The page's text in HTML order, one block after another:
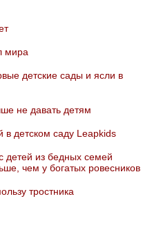
мира
детские сады и ясли в
не давать детям
в детском саду Leapkids
детей из бедных семей
чем у богатых ровесников
тростника